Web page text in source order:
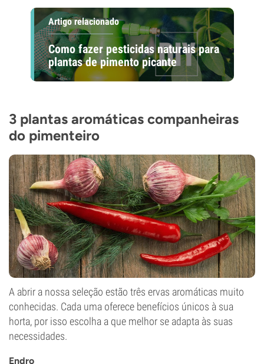
Artigo relacionado
Como fazer pesticidas naturais para
plantas de pimento picante
3 plantas aromáticas companheiras
do pimenteiro
A abrir a nossa seleção estão três ervas aromáticas muito
conhecidas. Cada uma oferece benefícios únicos à sua
horta, por isso escolha a que melhor se adapta às suas
necessidades.
Endro